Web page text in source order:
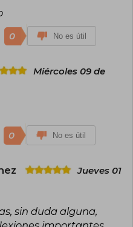
0 No es útil
Miércoles 09 de
0 No es útil
Jueves 01
sin duda alguna,